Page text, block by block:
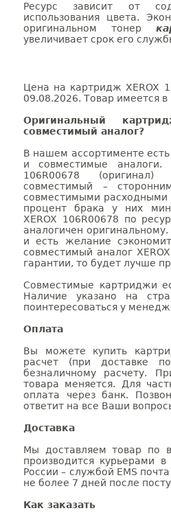
Ресурс зависит от
использования цвета.
оригинальном тонер
увеличивает срок его
Цена на картридж XEROX
09.08.2026. Товар имеется в
Оригинальный
совместимый аналог?
В нашем ассортименте
и совместимые аналоги.
106R00678
совместимый –
совместимыми расходными
процент брака у них
XEROX 106R00678 по
аналогичен
и есть желание
совместимый аналог
гарантии, то будет лучше
Совместимые картриджи
Наличие указано на
поинтересоваться у
Оплата
Вы можете купить
расчет (при доставке
безналичному расчету.
товара меняется. Для
оплата через банк.
ответит на все Ваши
Доставка
Мы доставляем товар по
производится курьерами
России – службой EMS
не более 7 дней после
Как заказать